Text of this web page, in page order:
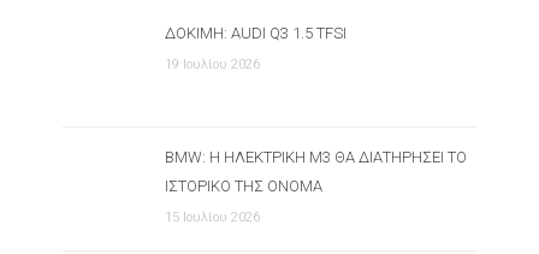
ΔΟΚΙΜΉ: AUDI Q3 1.5 TFSI
19 Ιουλίου 2026
BMW: Η ΗΛΕΚΤΡΙΚΉ M3 ΘΑ ΔΙΑΤΗΡΉΣΕΙ ΤΟ
ΙΣΤΟΡΙΚΌ ΤΗΣ ΌΝΟΜΑ
15 Ιουλίου 2026